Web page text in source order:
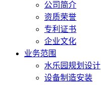
公司简介
资质荣誉
专利证书
企业文化
业务范围
水乐园规划设计
设备制造安装